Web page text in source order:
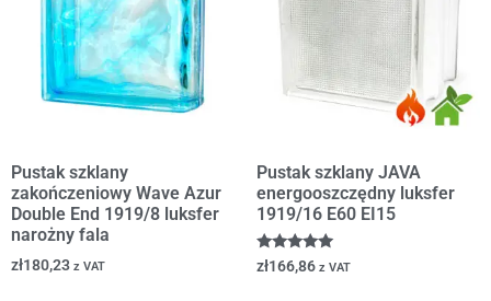
Pustak szklany
zakończeniowy Wave Azur
Double End 1919/8 luksfer
narożny fala
zł180,23 z VAT
Pustak szklany JAVA
energooszczędny luksfer
1919/16 E60 EI15
Oceniono
5.00
zł166,86 z VAT